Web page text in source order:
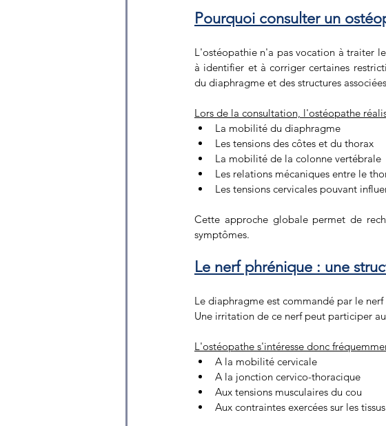
Pourquoi consulter un
L'ostéopathie n'a pas vocation à traiter
à identifier et à corriger certaines
du diaphragme et des structures
Lors de la consultation, l'ostéopathe
La mobilité du diaphragme
Les tensions des côtes et du thorax
La mobilité de la colonne vertébrale
Les relations mécaniques entre le
Les tensions cervicales pouvant
Cette approche globale permet de
symptômes.
Le nerf phrénique : une
Le diaphragme est commandé par le
Une irritation de ce nerf peut participer
L'ostéopathe s'intéresse donc
A la mobilité cervicale
A la jonction cervico-thoracique
Aux tensions musculaires du cou
Aux contraintes exercées sur les